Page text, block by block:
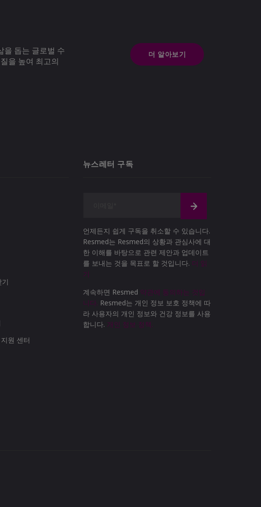
을 돕는 글로벌 수
을 높여 최고의
더 알아보기
원 센터
뉴스레터 구독
언제든지 쉽게 구독을 취소할 수 있습니다.
Resmed는 Resmed의 상황과 관심사에 대
한 이해를 바탕으로 관련 제안과 업데이트
를 보내는 것을 목표로 할 것입니다. 더 읽
기
계속하면 Resmed 약관에 동의하는 것입
니다. Resmed는 개인 정보 보호 정책에 따
라 사용자의 개인 정보와 건강 정보를 사용
합니다. 개인 정보 정책.